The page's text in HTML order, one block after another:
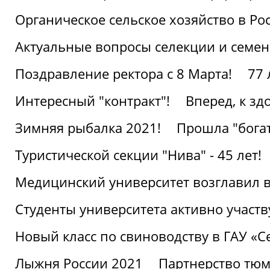
Органическое сельское хозяйство в
Актуальные вопросы селекции и
Поздравление ректора с 8 Марта!
77
Интересный "контракт"!
Вперед, к
Зимняя рыбалка 2021!
Прошла
Туристической секции "Нива" - 45 лет!
Медицинский университет возглавил
Студенты университета активно
Новый класс по свиноводству в ГАУ
Лыжня России 2021
Партнерство